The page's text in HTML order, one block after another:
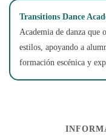
Transitions Dance
Academia de danza que
estilos, apoyando a
formación escénica y